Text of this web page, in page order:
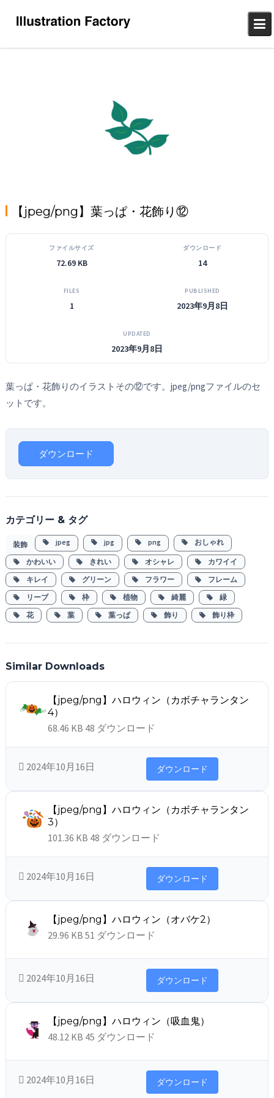
【jpeg/png】葉っぱ・花飾り⑫
ファイルサイズ
72.69 KB
ダウンロード
14
FILES
1
PUBLISHED
2023年9月8日
UPDATED
2023年9月8日
葉っぱ・花飾りのイラストその⑫です。jpeg/pngファイルのセ
ットです。
ダウンロード
カテゴリー & タグ
装飾 jpeg jpg png おしゃれ
かわいい きれい オシャレ
カワイイ
キレイ
グリーン フラワー
フレーム
リーブ
枠 植物 綺麗
緑
花
葉 葉っぱ 飾り 飾り枠
Similar Downloads
【jpeg/png】ハロウィン（カボチャランタン
4）
68.46 KB 48 ダウンロード
2024年10月16日 ダウンロード
【jpeg/png】ハロウィン（カボチャランタン
3）
101.36 KB 48 ダウンロード
2024年10月16日 ダウンロード
【jpeg/png】ハロウィン（オバケ2）
29.96 KB51 ダウンロード
2024年10月16日 ダウンロード
【jpeg/png】ハロウィン（吸血鬼）
48.12 KB 45 ダウンロード
2024年10月16日 ダウンロード